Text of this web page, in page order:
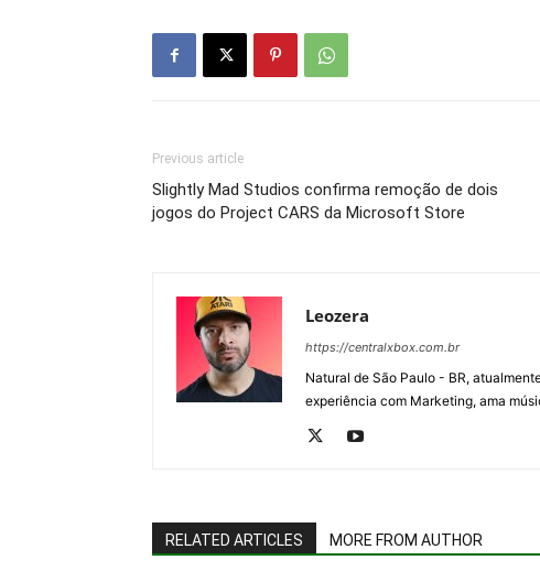
Previous article
Slightly Mad Studios confirma remoção de dois
jogos do Project CARS da Microsoft Store
Leozera
https://centralxbox.com.br
Natural de São Paulo - BR,
experiência com Marketing, ama
RELATED ARTICLES MORE FROM AUTHOR